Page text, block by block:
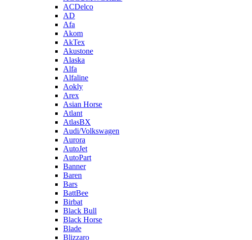
ACDelco
AD
Afa
Akom
AkTex
Akustone
Alaska
Alfa
Alfaline
Aokly
Arex
Asian Horse
Atlant
AtlasBX
Audi/Volkswagen
Aurora
AutoJet
AutoPart
Banner
Baren
Bars
BattBee
Birbat
Black Bull
Black Horse
Blade
Blizzaro